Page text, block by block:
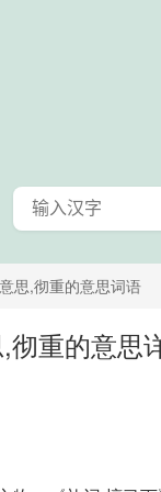
思,彻重的意思词语
彻重的意思